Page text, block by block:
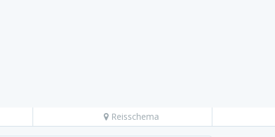
Reisschema